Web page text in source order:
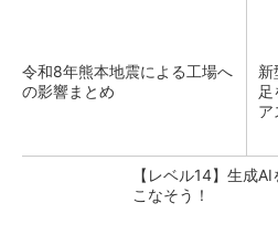
令和8年熊本地震による工場へ
の影響まとめ
新
ア
【レベル14】生成
こなそう！